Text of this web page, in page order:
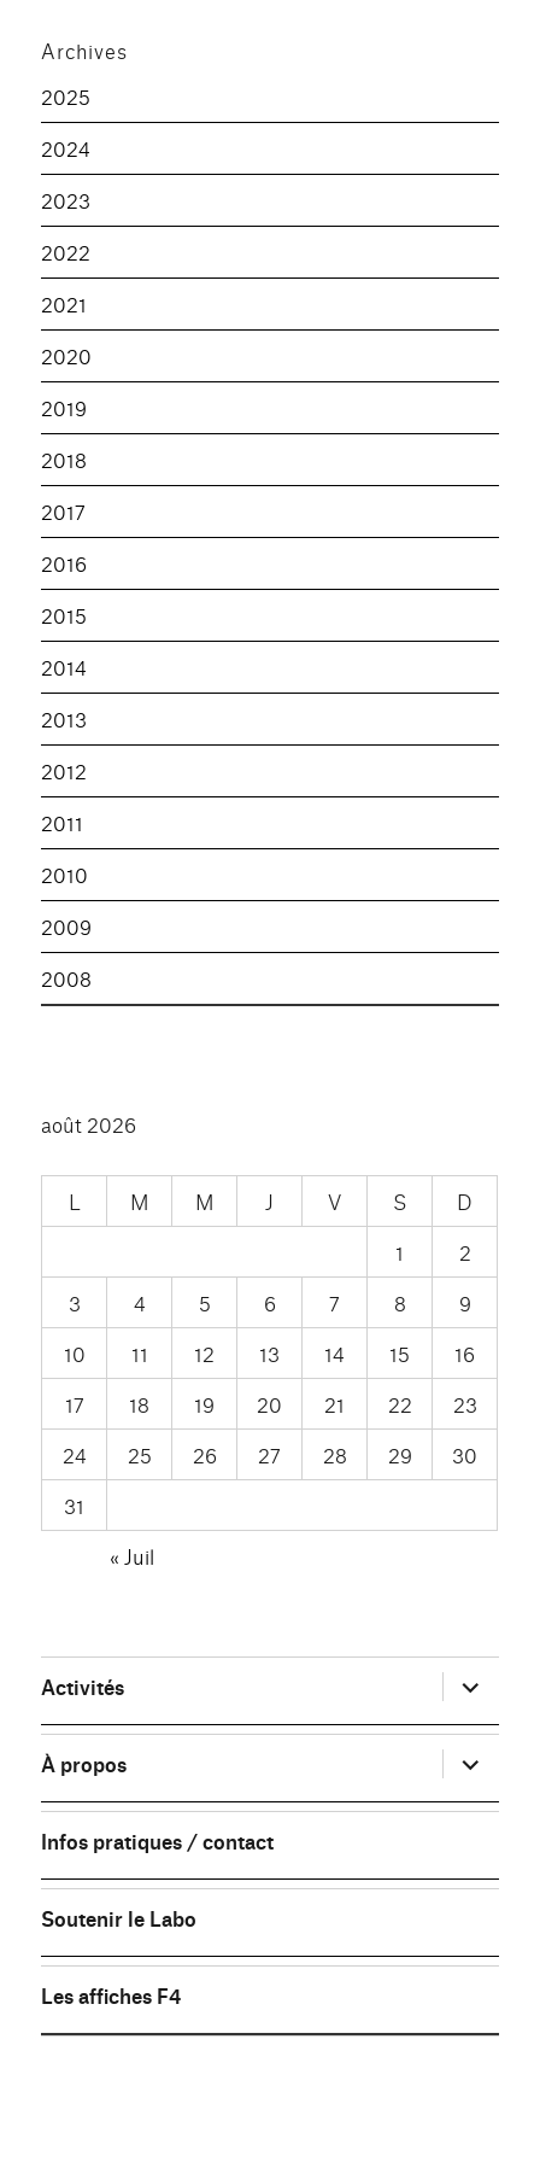
Archives
2025
2024
2023
2022
2021
2020
2019
2018
2017
2016
2015
2014
2013
2012
2011
2010
2009
2008
août 2026
L M M J V S
D
1
2
3
4 5 6 7 8
9
10
11 12 13 14 15
16
17
18 19 20 21 22
23
24
25 26 27 28 29
30
31
« Juil
Activités ouvrir
le
sous-
menu
À propos
ouvrir
le
sous-
menu
Infos pratiques / contact
Soutenir le Labo
Les affiches F4